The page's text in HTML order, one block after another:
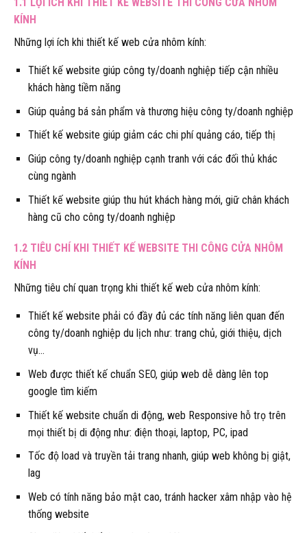
KÍNH
Những lợi ích khi thiết kế web cửa nhôm kính:
Thiết kế website giúp công ty/doanh nghiệp tiếp cận nhiều
khách hàng tiềm năng
Giúp quảng bá sản phẩm và thương hiệu công ty/doanh nghiệp
Thiết kế website giúp giảm các chi phí quảng cáo, tiếp thị
Giúp công ty/doanh nghiệp cạnh tranh với các đối thủ khác
cùng ngành
Thiết kế website giúp thu hút khách hàng mới, giữ chân khách
hàng cũ cho công ty/doanh nghiệp
1.2 TIÊU CHÍ KHI THIẾT KẾ WEBSITE THI CÔNG CỬA NHÔM
KÍNH
Những tiêu chí quan trọng khi thiết kế web cửa nhôm kính:
Thiết kế website phải có đầy đủ các tính năng liên quan đến
công ty/doanh nghiệp du lịch như: trang chủ, giới thiệu, dịch
vụ…
Web được thiết kế chuẩn SEO, giúp web dễ dàng lên top
google tìm kiếm
Thiết kế website chuẩn di động, web Responsive hỗ trọ trên
mọi thiết bị di động như: điện thoại, laptop, PC, ipad
Tốc độ load và truyền tải trang nhanh, giúp web không bị giật,
lag
Web có tính năng bảo mật cao, tránh hacker xâm nhập vào hệ
thống website